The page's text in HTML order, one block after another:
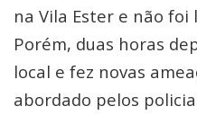
na Vila Ester e não foi
Porém, duas horas
local e fez novas
abordado pelos